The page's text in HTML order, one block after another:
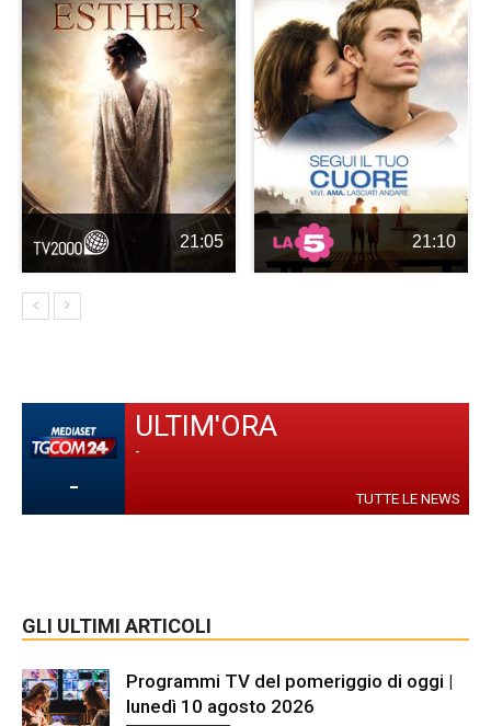
21:05 21:10
-
ULTIM'ORA
-
TUTTE LE NEWS
GLI ULTIMI ARTICOLI
Programmi TV del pomeriggio di oggi |
lunedì 10 agosto 2026